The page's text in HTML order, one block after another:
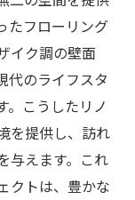
が可能にす
住まい方
る新しい生
らすライフ
たフローリング
イク調の壁面
代のライフスタ
。こうしたリノ
を提供し、訪れ
与えます。これ
クトは、豊かな